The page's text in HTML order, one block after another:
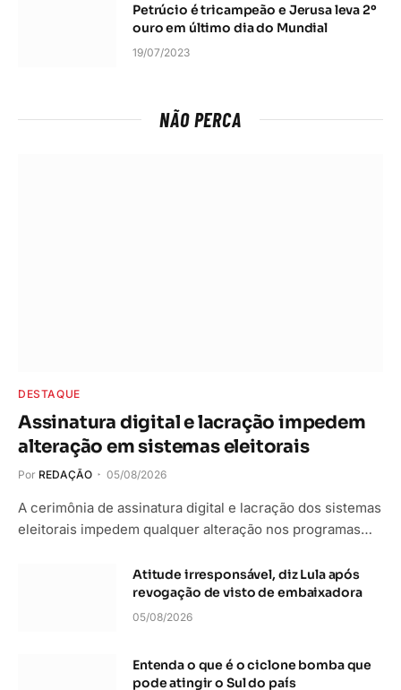
Petrúcio é tricampeão e Jerusa leva 2º
ouro em último dia do Mundial
19/07/2023
NÃO PERCA
DESTAQUE
Assinatura digital e lacração impedem
alteração em sistemas eleitorais
Por REDAÇÃO 05/08/2026
A cerimônia de assinatura digital e lacração dos sistemas
eleitorais impedem qualquer alteração nos programas…
Atitude irresponsável, diz Lula após
revogação de visto de embaixadora
05/08/2026
Entenda o que é o ciclone bomba que
pode atingir o Sul do país